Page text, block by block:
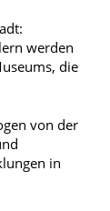
werden
die
von der
in